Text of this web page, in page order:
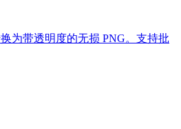
为带透明度的无损 PNG。支持批